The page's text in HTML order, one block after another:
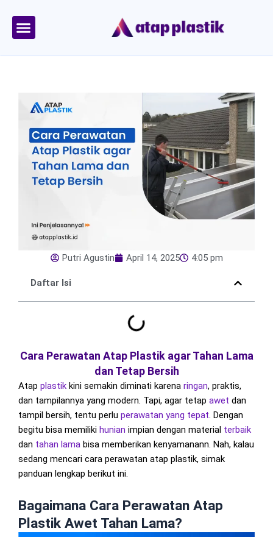
content
Putri Agustin April 14, 2025 4:05 pm
Daftar Isi
Cara Perawatan Atap Plastik agar Tahan Lama
dan Tetap Bersih
Atap plastik kini semakin diminati karena ringan, praktis,
dan tampilannya yang modern. Tapi, agar tetap awet dan
tampil bersih, tentu perlu perawatan yang tepat. Dengan
begitu bisa memiliki hunian impian dengan material terbaik
dan tahan lama bisa memberikan kenyamanann. Nah, kalau
sedang mencari cara perawatan atap plastik, simak
panduan lengkap berikut ini.
Bagaimana Cara Perawatan Atap
Plastik Awet Tahan Lama?